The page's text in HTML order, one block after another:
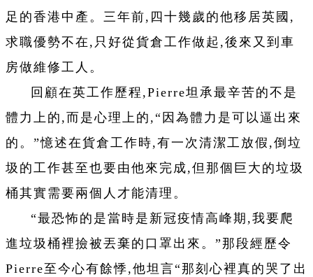
足的香港中產。三年前,四十幾歲的他移居英國,
求職優勢不在,只好從貨倉工作做起,後來又到車
房做維修工人。
回顧在英工作歷程,Pierre坦承最辛苦的不是
體力上的,而是心理上的,“因為體力是可以逼出來
的。”憶述在貨倉工作時,有一次清潔工放假,倒垃
圾的工作甚至也要由他來完成,但那個巨大的垃圾
桶其實需要兩個人才能清理。
“最恐怖的是當時是新冠疫情高峰期,我要爬
進垃圾桶裡撿被丟棄的口罩出來。”那段經歷令
Pierre至今心有餘悸,他坦言“那刻心裡真的哭了出